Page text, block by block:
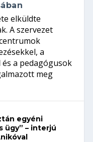
elküldte
A szervezet
a
a pedagógusok
meg
egyéni
ügy” – interjú